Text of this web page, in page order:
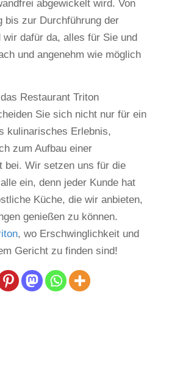
abgewickelt wird. Von
bis zur Durchführung der
wir dafür da, alles für Sie und
und angenehm wie möglich
Restaurant Triton
Sie sich nicht nur für ein
kulinarisches Erlebnis,
zum Aufbau einer
bei. Wir setzen uns für die
ein, denn jeder Kunde hat
Küche, die wir anbieten,
genießen zu können.
, wo Erschwinglichkeit und
Gericht zu finden sind!